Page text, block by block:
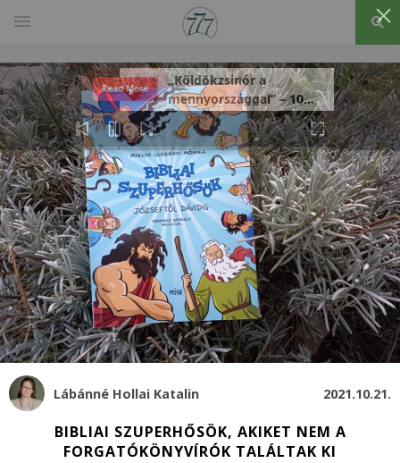
Lábánné Hollai Katalin 2021.10.21.
BIBLIAI SZUPERHŐSÖK, AKIKET NEM A
FORGATÓKÖNYVÍRÓK TALÁLTAK KI
„Köldökzsinór a
mennyországgal” – 10
férfi vallomása a
rózsafüzérről
Read More